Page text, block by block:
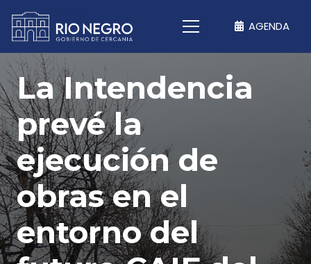
AGENDA
La Intendencia
prevé la
ejecución de
obras en el
entorno del